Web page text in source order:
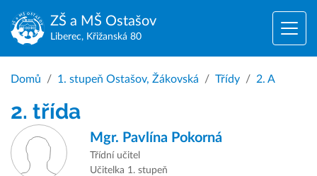
ZŠ a MŠ Ostašov
Liberec, Křižanská 80
Domů 1. stupeň Ostašov, Žákovská Třídy 2. A
2. třída
Mgr. Pavlína Pokorná
Třídní učitel
Učitelka 1. stupeň